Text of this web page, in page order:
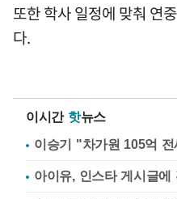
또한 학사 일정에 맞춰 연
다.
이시간 핫뉴스
이승기 "차가원 105억
아이유, 인스타 게시글